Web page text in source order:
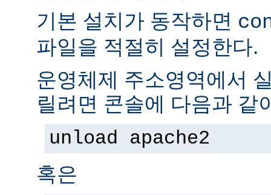
기본 설치가 동작하면
파일을 적절히 설정한다.
운영체제 주소영역에서
릴려면 콘솔에 다음과 같
unload apache2
혹은